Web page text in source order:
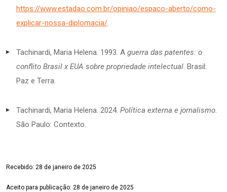
https://www.estadao.com.br/opiniao/espaco-aberto/como-
explicar-nossa-diplomacia/.
Tachinardi, Maria Helena. 1993. A guerra das patentes: o
conflito Brasil x EUA sobre propriedade intelectual. Brasil:
Paz e Terra.
Tachinardi, Maria Helena. 2024. Política externa e jornalismo.
São Paulo: Contexto.
Recebido: 28 de janeiro de 2025
Aceito para publicação: 28 de janeiro de 2025